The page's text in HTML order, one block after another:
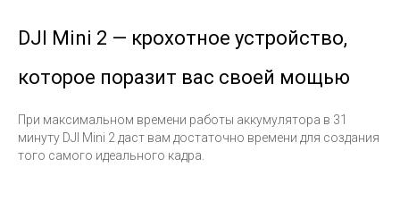
DJI Mini 2 — крохотное устройство,
которое поразит вас своей мощью
При максимальном времени работы аккумулятора в 31
минуту DJI Mini 2 даст вам достаточно времени для создания
того самого идеального кадра.